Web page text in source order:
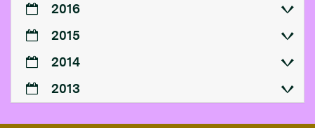
2016
2015
2014
2013